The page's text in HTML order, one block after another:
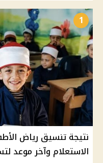
1
نتيجة تنسيق رياض
الاستعلام وآخر موعد